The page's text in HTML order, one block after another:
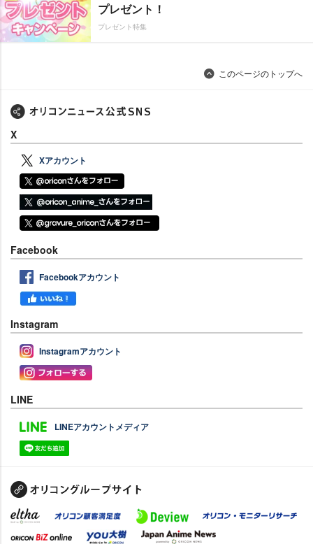
プレゼント！
プレゼント特集
このページのトップへ
X
Xアカウント
Facebook
Facebookアカウント
Instagram
Instagramアカウント
LINE
LINEアカウントメディア